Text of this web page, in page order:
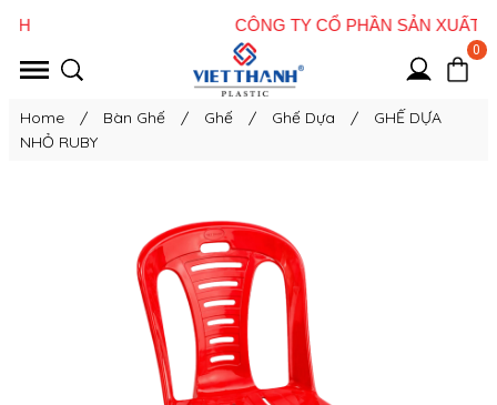
0
Home / Bàn Ghế / Ghế / Ghế Dựa /
GHẾ DỰA
NHỎ RUBY